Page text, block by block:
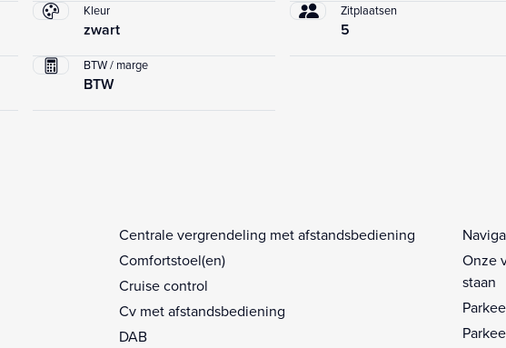
Kleur
zwart
Zitplaatsen
5
BTW / marge
BTW
Centrale vergrendeling met afstandsbediening
Comfortstoel(en)
Cruise control
Cv met afstandsbediening
DAB
Onze
staan